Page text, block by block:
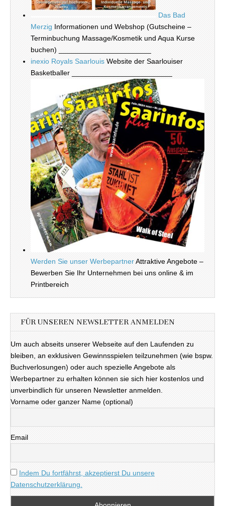
Das Bad
Merzig Informationen und Webshop (Gutscheine –
Terminbuchung Massage/Kosmetik und Aqua Kurse
buchen) _______________________
inexio Royals Saarlouis Website der Saarlouiser
Basketballer _________________________
Werden Sie unser WerbepartnerAttraktive Angebote –
Bewerben Sie Ihr Unternehmen bei uns online & im
Printbereich
FÜR UNSEREN NEWSLETTER ANMELDEN
Um auch abseits unserer Webseite auf den Laufenden zu
bleiben, an exklusiven Gewinnsspielen teilzunehmen (wie bspw.
Buchverlosungen) oder auch spezielle Angebote als
Werbepartner zu erhalten können sie sich hier kostenlos und
unverbindlich für unseren Newsletter anmelden.
Vorname oder ganzer Name (optional)
Email
Indem Du fortfährst, akzeptierst Du unsere
Datenschutzerklärung.